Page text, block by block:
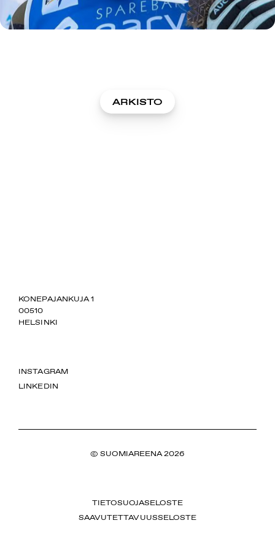
ARKISTO
SUOMIAREENA
KONEPAJANKUJA 1
00510
HELSINKI
INSTAGRAM
LINKEDIN
© SUOMIAREENA 2026
TIETOSUOJASELOSTE
SAAVUTETTAVUUSSELOSTE